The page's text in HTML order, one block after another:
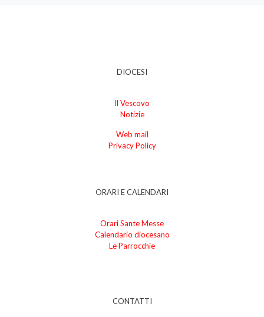
DIOCESI
Il Vescovo
Notizie
Web mail
Privacy Policy
ORARI E CALENDARI
Orari Sante Messe
Calendario diocesano
Le Parrocchie
CONTATTI